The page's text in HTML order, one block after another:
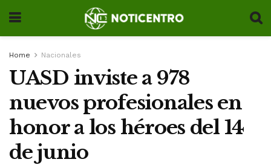
Home Nacionales
UASD inviste a 978
nuevos profesionales en
honor a los héroes del 14
de junio